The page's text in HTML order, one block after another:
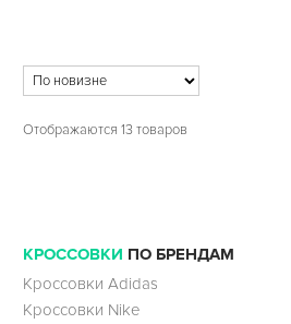
Отображаются 13 товаров
КРОССОВКИ ПО БРЕНДАМ
Кроссовки Adidas
Кроссовки Nike